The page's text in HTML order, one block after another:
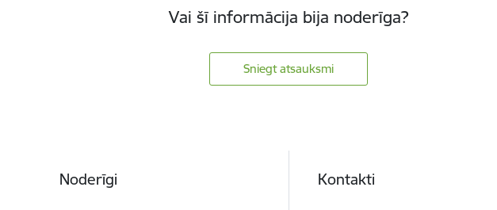
Vai šī informācija bija noderīga?
Sniegt atsauksmi
Noderīgi Kontakti